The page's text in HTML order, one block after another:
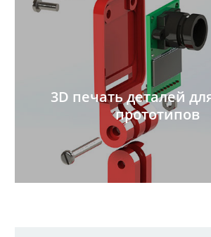
3D печать деталей
прототипов